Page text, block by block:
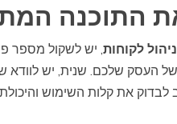
התוכנה
לקוחות , יש לשקול מספר
של העסק שלכם. שנית, יש
את קלות השימוש